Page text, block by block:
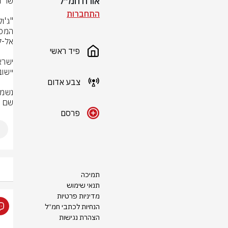
התחברות
פיד ראשי
צבע אדום
פרסם
תמיכה
תנאי שימוש
מדיניות פרטיות
הנחיות לכתבי חמ״ל
הצהרת נגישות
שם